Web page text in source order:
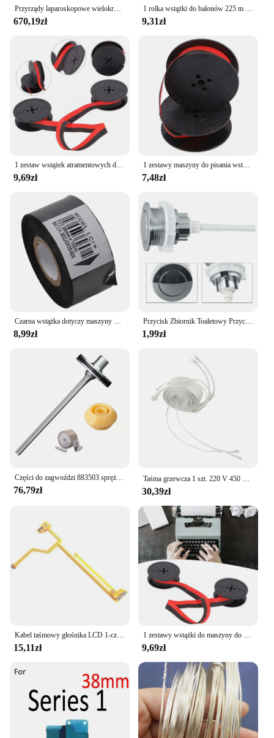
Przyrządy laparoskopowe wielokrotnego użytku pojedynczy Port naczynia elektroda Babcock woreczek kleszcze chwytające
670,19zł
1 rolka wstążki do balonów 225 m 5 mm na ślub (biała)
9,31zł
1 zestaw wstążek atramentowych do maszyny do pisania przenośne podwójne kółko wstążki do maszyny do pisania wstążka kalkulacyjna czerwona czarna 5-długość wstążki części
9,69zł
1 zestawy maszyny do pisania wstążka atramentowa przenośna maszyna do pisania wstążki czerwony czarny dwa kółka kalkulator NylonRibbon maszyna do pisania części wstążki
7,48zł
8,99zł
Przycisk Zbiornik Toaletowy Przycisk Łazienki 1-częściowy Plastik ABS Odporny na korozję Odporny na rdzę Pojedynczy przycisk Sliver
1,99zł
76,79zł 30,39zł
15,11zł 9,69zł